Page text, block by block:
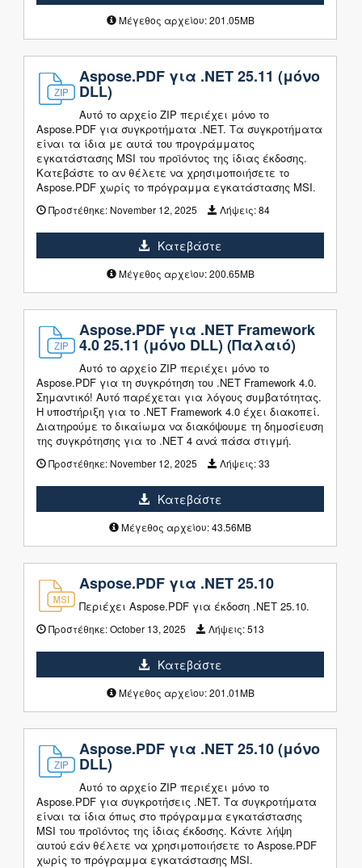
Μέγεθος αρχείου: 201.05MB
Aspose.PDF για .NET 25.11 (μόνο
DLL)
Αυτό το αρχείο ZIP περιέχει μόνο το
Aspose.PDF για συγκροτήματα .NET. Τα συγκροτήματα
είναι τα ίδια με αυτά του προγράμματος
εγκατάστασης MSI του προϊόντος της ίδιας έκδοσης.
Κατεβάστε το αν θέλετε να χρησιμοποιήσετε το
Aspose.PDF χωρίς το πρόγραμμα εγκατάστασης MSI.
Προστέθηκε: November 12, 2025 Λήψεις:84
Κατεβάστε
Μέγεθος αρχείου: 200.65MB
Aspose.PDF για .NET Framework
4.0 25.11 (μόνο DLL) (Παλαιό)
Αυτό το αρχείο ZIP περιέχει μόνο το
Aspose.PDF για τη συγκρότηση του .NET Framework 4.0.
Σημαντικό! Αυτό παρέχεται για λόγους συμβατότητας.
Η υποστήριξη για το .NET Framework 4.0 έχει διακοπεί.
Διατηρούμε το δικαίωμα να διακόψουμε τη δημοσίευση
της συγκρότησης για το .NET 4 ανά πάσα στιγμή.
Προστέθηκε: November 12, 2025 Λήψεις:33
Κατεβάστε
Μέγεθος αρχείου: 43.56MB
Aspose.PDF για .NET 25.10
Περιέχει Aspose.PDF για έκδοση .NET 25.10.
Προστέθηκε:October 13, 2025 Λήψεις:513
Κατεβάστε
Μέγεθος αρχείου: 201.01MB
Aspose.PDF για .NET 25.10 (μόνο
DLL)
Αυτό το αρχείο ZIP περιέχει μόνο το
Aspose.PDF για συγκροτήσεις .NET. Τα συγκροτήματα
είναι τα ίδια όπως στο πρόγραμμα εγκατάστασης
MSI του προϊόντος της ίδιας έκδοσης. Κάντε λήψη
αυτού εάν θέλετε να χρησιμοποιήσετε το Aspose.PDF
χωρίς το πρόγραμμα εγκατάστασης MSI.